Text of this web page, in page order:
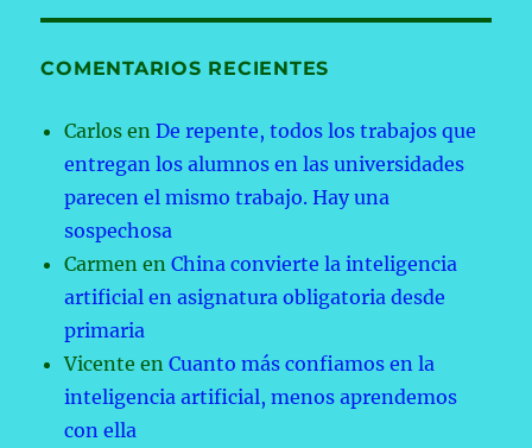
COMENTARIOS RECIENTES
Carlos enDe repente, todos los trabajos que
entregan los alumnos en las universidades
parecen el mismo trabajo. Hay una
sospechosa
Carmen enChina convierte la inteligencia
artificial en asignatura obligatoria desde
primaria
Vicente enCuanto más confiamos en la
inteligencia artificial, menos aprendemos
con ella